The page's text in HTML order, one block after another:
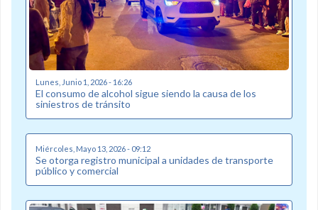
Lunes, Junio 1, 2026 - 16:26
El consumo de alcohol sigue siendo la causa de los
siniestros de tránsito
Miércoles, Mayo 13, 2026 - 09:12
Se otorga registro municipal a unidades de transporte
público y comercial